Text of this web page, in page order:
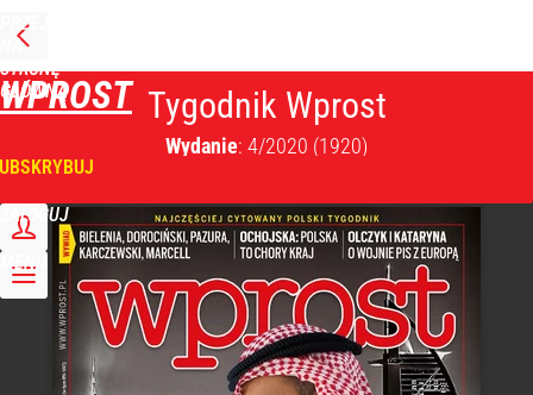
PRZEJDŹ
NA
STRONĘ
GŁÓWNĄ
WPROST
ZALOGUJ
MENU
Tygodnik Wprost
Wydanie: 4/2020 (1920)